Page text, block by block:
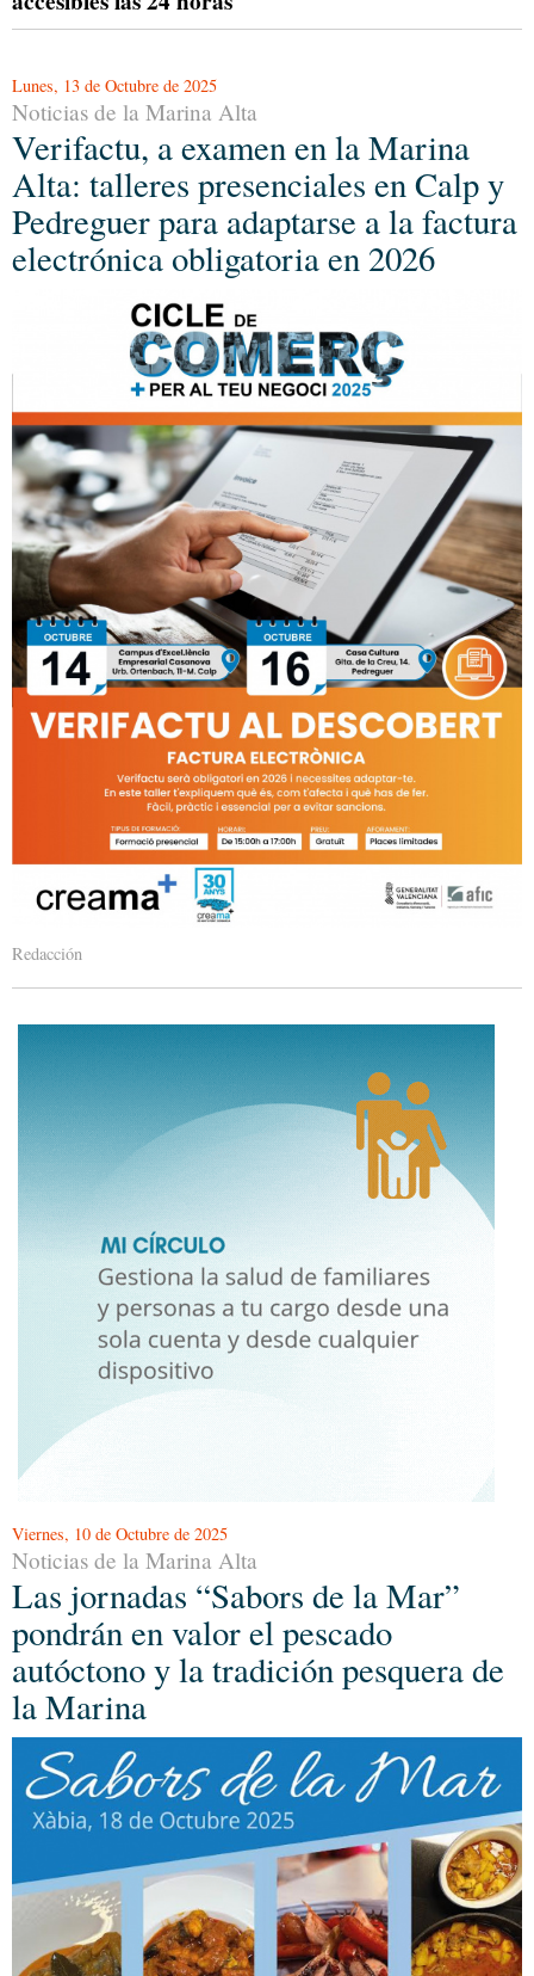
Lunes, 13 de Octubre de 2025
Noticias de la Marina Alta
Verifactu, a examen en la Marina
Alta: talleres presenciales en Calp y
Pedreguer para adaptarse a la factura
electrónica obligatoria en 2026
Redacción
Viernes, 10 de Octubre de 2025
Noticias de la Marina Alta
Las jornadas “Sabors de la Mar”
pondrán en valor el pescado
autóctono y la tradición pesquera de
la Marina